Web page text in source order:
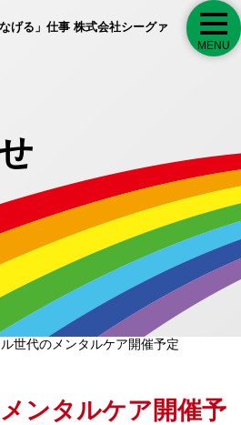
なげる」仕事 株式会社シーグァ
MENU
ル世代のメンタルケア開催予定
ンタルケア開催予